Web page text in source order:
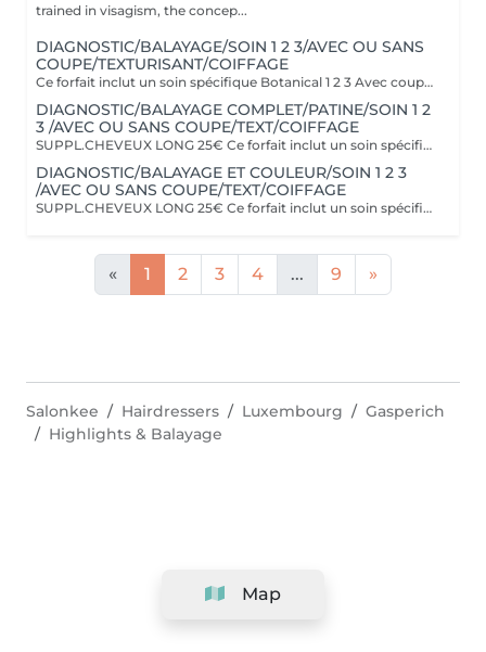
trained in visagism, the concep...
DIAGNOSTIC/BALAYAGE/SOIN 1 2 3/AVEC OU SANS
COUPE/TEXTURISANT/COIFFAGE
Ce forfait inclut un soin spécifique Botanical 1 2 3 Avec coupe ou sans la coupe selon votre choix
DIAGNOSTIC/BALAYAGE COMPLET/PATINE/SOIN 1 2
3 /AVEC OU SANS COUPE/TEXT/COIFFAGE
SUPPL.CHEVEUX LONG 25€ Ce forfait inclut un soin spécifique Botanical 1 2 3 Avec coupe ou sans la coupe selon votre choix
DIAGNOSTIC/BALAYAGE ET COULEUR/SOIN 1 2 3
/AVEC OU SANS COUPE/TEXT/COIFFAGE
SUPPL.CHEVEUX LONG 25€ Ce forfait inclut un soin spécifique Botanical 1 2 3 Avec coupe ou sans la coupe selon votre choix
« 1 2 3 4 ... 9 »
Map
Salonkee Hairdressers Luxembourg
Gasperich
Highlights & Balayage